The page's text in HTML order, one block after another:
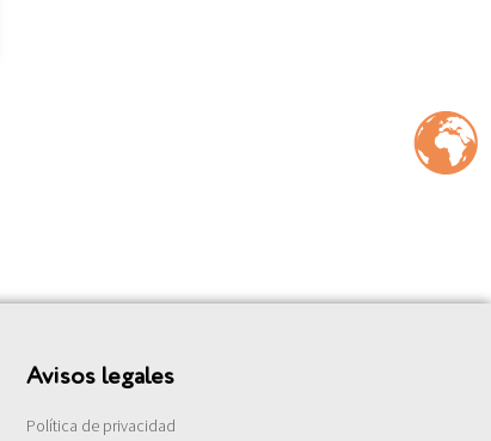
Avisos legales
Política de privacidad